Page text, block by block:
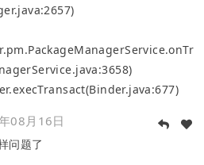
08月16日
问题了